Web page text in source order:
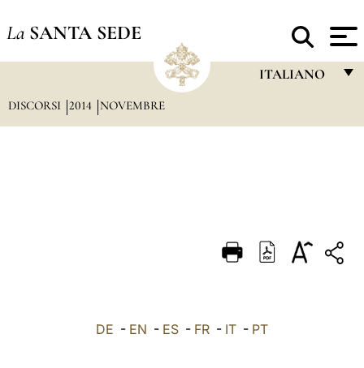
La SANTA SEDE
ITALIANO
DEUTSCH
العربيّة
DISCORSI 2014 NOVEMBRE
DE - EN - ES - FR - IT - PT